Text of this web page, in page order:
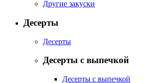
Другие закуски
Десерты
Десерты
Десерты с выпечкой
Десерты с выпечкой